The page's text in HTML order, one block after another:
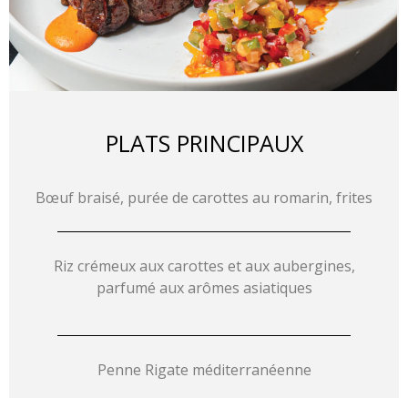
PLATS PRINCIPAUX
Bœuf braisé, purée de carottes au romarin, frites
Riz crémeux aux carottes et aux aubergines,
parfumé aux arômes asiatiques
Penne Rigate méditerranéenne